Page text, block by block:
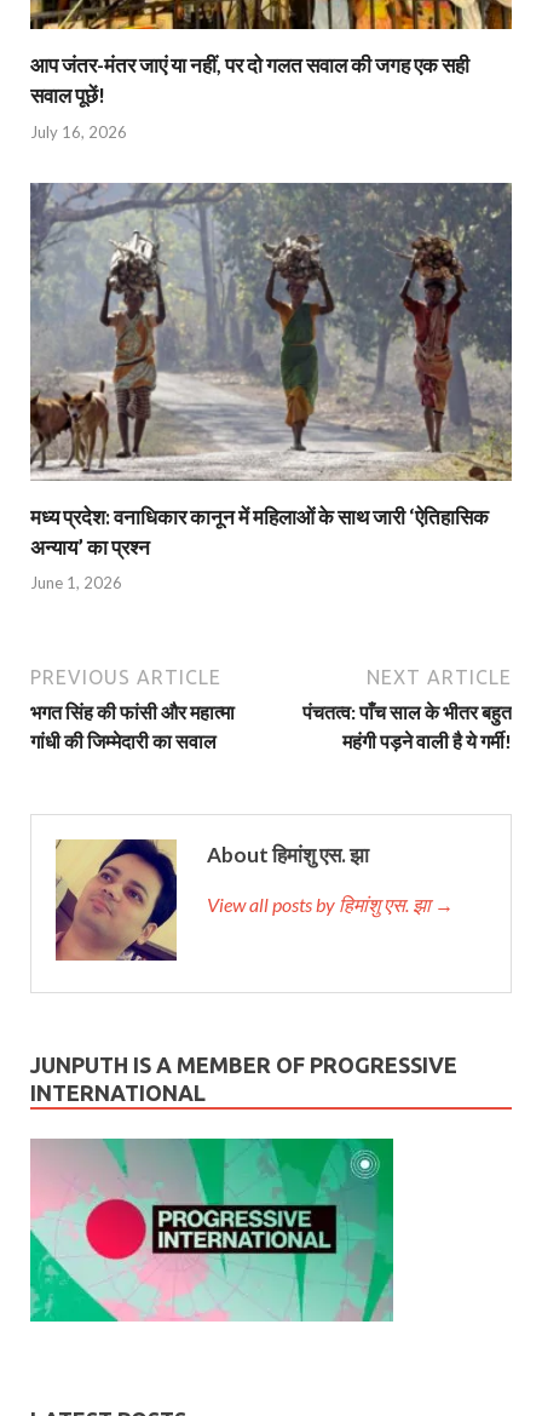
आप जंतर-मंतर जाएं या नहीं, पर दो गलत सवाल की जगह एक सही
सवाल पूछें!
July 16, 2026
मध्य प्रदेश: वनाधिकार कानून में महिलाओं के साथ जारी ‘ऐतिहासिक
अन्याय’ का प्रश्न
June 1, 2026
PREVIOUS ARTICLE
भगत सिंह की फांसी और महात्मा
गांधी की जिम्मेदारी का सवाल
NEXT ARTICLE
पंचतत्व: पाँच साल के भीतर बहुत
महंगी पड़ने वाली है ये गर्मी!
About हिमांशु एस. झा
View all posts by हिमांशु एस. झा →
JUNPUTH IS A MEMBER OF PROGRESSIVE
INTERNATIONAL